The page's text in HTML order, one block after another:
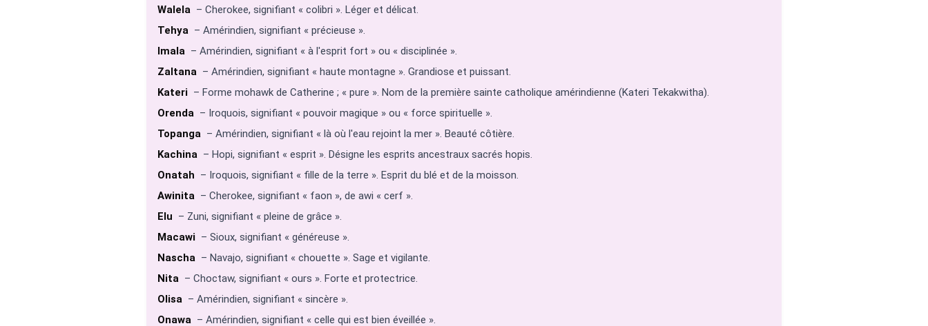
Walela – Cherokee, signifiant « colibri ». Léger et délicat.
Tehya – Amérindien, signifiant « précieuse ».
Imala – Amérindien, signifiant « à l'esprit fort » ou « disciplinée ».
Zaltana – Amérindien, signifiant « haute montagne ». Grandiose et puissant.
Kateri – Forme mohawk de Catherine ; « pure ». Nom de la première sainte catholique amérindienne (Kateri Tekakwitha).
Orenda – Iroquois, signifiant « pouvoir magique » ou « force spirituelle ».
Topanga – Amérindien, signifiant « là où l'eau rejoint la mer ». Beauté côtière.
Kachina – Hopi, signifiant « esprit ». Désigne les esprits ancestraux sacrés hopis.
Onatah – Iroquois, signifiant « fille de la terre ». Esprit du blé et de la moisson.
Awinita – Cherokee, signifiant « faon », de awi « cerf ».
Elu – Zuni, signifiant « pleine de grâce ».
Macawi – Sioux, signifiant « généreuse ».
Nascha – Navajo, signifiant « chouette ». Sage et vigilante.
Nita – Choctaw, signifiant « ours ». Forte et protectrice.
Olisa – Amérindien, signifiant « sincère ».
Onawa – Amérindien, signifiant « celle qui est bien éveillée ».